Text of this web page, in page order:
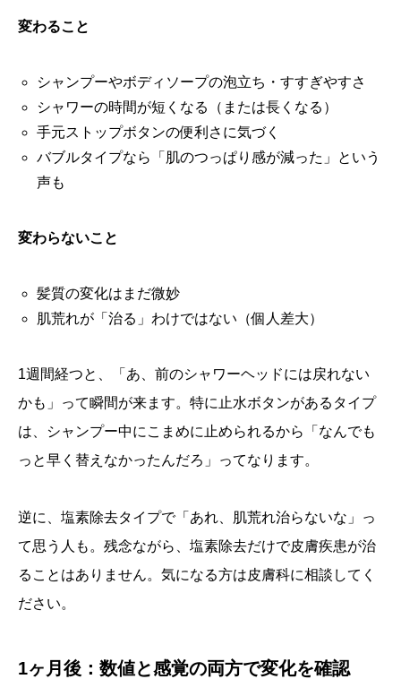
変わること
シャンプーやボディソープの泡立ち・すすぎやすさ
シャワーの時間が短くなる（または長くなる）
手元ストップボタンの便利さに気づく
バブルタイプなら「肌のつっぱり感が減った」という
声も
変わらないこと
髪質の変化はまだ微妙
肌荒れが「治る」わけではない（個人差大）
1週間経つと、「あ、前のシャワーヘッドには戻れない
かも」って瞬間が来ます。特に止水ボタンがあるタイプ
は、シャンプー中にこまめに止められるから「なんでも
っと早く替えなかったんだろ」ってなります。
逆に、塩素除去タイプで「あれ、肌荒れ治らないな」っ
て思う人も。残念ながら、塩素除去だけで皮膚疾患が治
ることはありません。気になる方は皮膚科に相談してく
ださい。
1ヶ月後：数値と感覚の両方で変化を確認